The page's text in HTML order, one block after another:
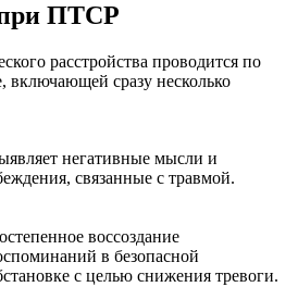
ПТСР
расстройства проводится по
включающей сразу несколько
негативные мысли и
связанные с травмой.
воссоздание
в безопасной
с целью снижения тревоги.